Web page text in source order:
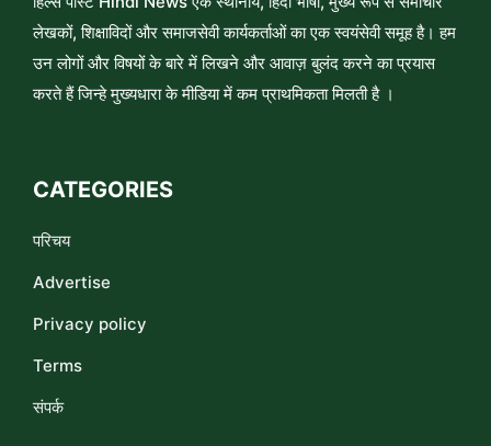
लेखकों, शिक्षाविदों और समाजसेवी कार्यकर्ताओं का एक स्वयंसेवी समूह है। हम
उन लोगों और विषयों के बारे में लिखने और आवाज़ बुलंद करने का प्रयास
करते हैं जिन्हे मुख्यधारा के मीडिया में कम प्राथमिकता मिलती है ।
CATEGORIES
परिचय
Advertise
Privacy policy
Terms
संपर्क